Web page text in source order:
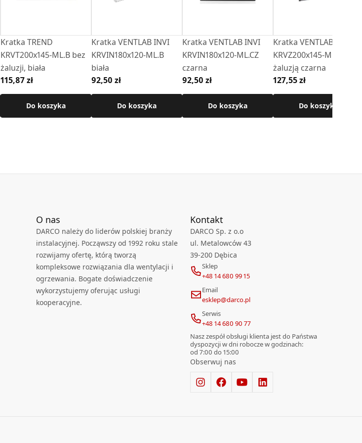
Kratka TREND
KRVT200x145-ML.B bez
żaluzji, biała
115,87 zł
Do koszyka
Kratka VENTLAB INVI
KRVIN180x120-ML.B
biała
92,50 zł
Do koszyka
Kratka VENTLAB INVI
KRVIN180x120-ML.CZ
czarna
92,50 zł
Do koszyka
Kratka VENTLAB
KRVZ200x145-ML.CZ z
żaluzją czarna
127,55 zł
Do koszyka
O nas
DARCO należy do liderów polskiej branży
instalacyjnej. Począwszy od 1992 roku stale
rozwijamy ofertę, którą tworzą
kompleksowe rozwiązania dla wentylacji i
ogrzewania. Bogate doświadczenie
wykorzystujemy oferując usługi
kooperacyjne.
Kontakt
DARCO Sp. z o.o
ul. Metalowców 43
39-200 Dębica
Sklep
+48 14 680 99 15
Email
esklep@darco.pl
Serwis
+48 14 680 90 77
Nasz zespół obsługi klienta jest do Państwa
dyspozycji w dni robocze w godzinach:
od 7:00 do 15:00
Obserwuj nas